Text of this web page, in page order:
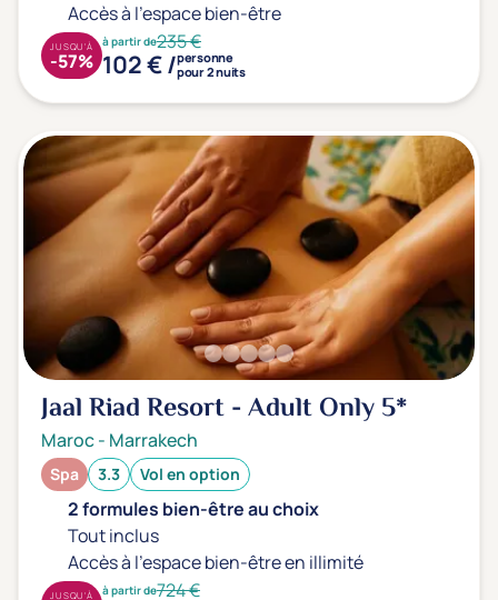
Accès à l'espace bien-être
à partir de235 €
102 € /personne
pour 2 nuits
JUSQU'À
-57%
Jaal Riad Resort - Adult Only5*
Maroc- Marrakech
Spa 3.3 Vol en option
2 formules bien-être au choix
Tout inclus
Accès à l'espace bien-être en illimité
à partir de724 €
JUSQU'À